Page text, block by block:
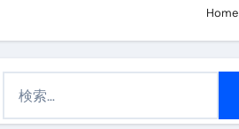
| ダイエット中の食事
Home